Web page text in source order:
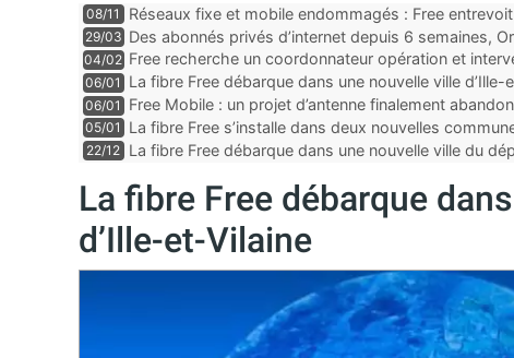
08/11 Réseaux fixe et mobile endommagés : Free
29/03 Des abonnés privés d’internet depuis 6 semaines,
plus”
04/02 Free recherche un coordonnateur opération et
département du Finistère
06/01 La fibre Free débarque dans une nouvelle ville d’Ille-
06/01 Free Mobile : un projet d’antenne finalement
05/01 La fibre Free s’installe dans deux nouvelles
22/12 La fibre Free débarque dans une nouvelle ville du
La fibre Free débarque
d’Ille-et-Vilaine